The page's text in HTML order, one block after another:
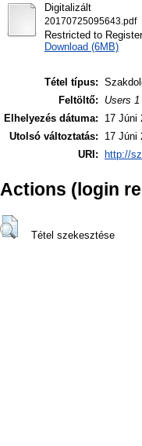
Digitalizált
20170725095643.pdf
Restricted to
Download (6MB)
Tétel típus:
Feltöltő:
Users
Elhelyezés dátuma:
17 Júni
Utolsó változtatás:
17 Júni
URI:
http://
Actions (login
Tétel szekesztése